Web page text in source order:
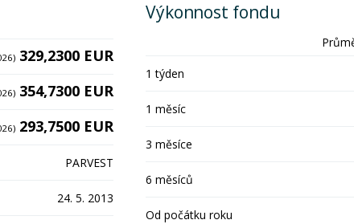
329,2300 EUR
354,7300 EUR
293,7500 EUR
PARVEST
24. 5. 2013
Výkonnost fondu
1 týden
1 měsíc
3 měsíce
6 měsíců
Od počátku roku